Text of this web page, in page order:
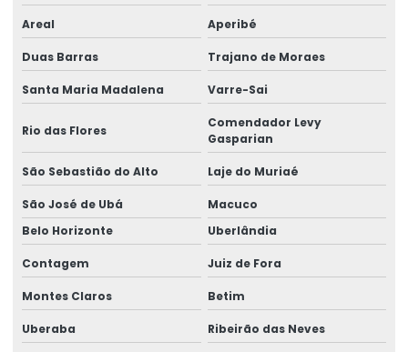
Etiquetas Para Roupas Com Código De Barras
Etiquetas Para Uso Comercial E Industrial
Etiquetas Personalizadas Para Vendas Online
Etiquetas Proporcionais A Preços Acessíveis
Etiquetas Resistentes À Água E Óleo
Fabricação De Etiquetas Adesivas Personalizadas
Fabricação De Etiquetas De Bopp Metalizado
Fabricante De Etiquetas Para Loja
Fabricante De Rótulos Adesivos Personalizados
Areal Aperibé
Duas Barras Trajano de Moraes
Santa Maria Madalena Varre-Sai
Rio das Flores
Comendador Levy
Gasparian
São Sebastião do Alto Laje do Muriaé
São José de Ubá
Macuco
Belo Horizonte
Uberlândia
Contagem Juiz de Fora
Montes Claros Betim
Uberaba Ribeirão das Neves